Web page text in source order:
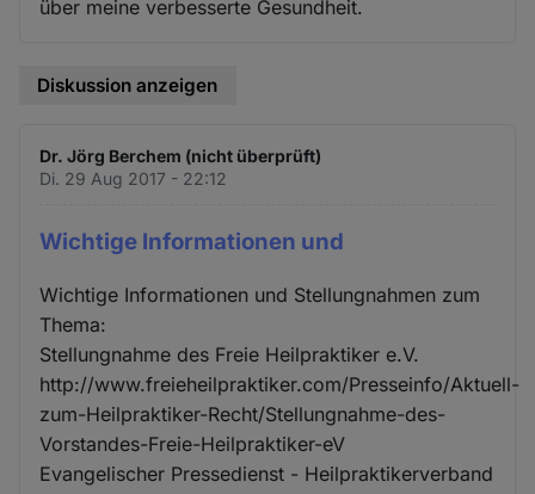
über meine verbesserte Gesundheit.
Diskussion anzeigen
Dr. Jörg Berchem (nicht überprüft)
Di. 29 Aug 2017 - 22:12
Wichtige Informationen und
Wichtige Informationen und Stellungnahmen zum
Thema:
Stellungnahme des Freie Heilpraktiker e.V.
http://www.freieheilpraktiker.com/Presseinfo/Aktuell-
zum-Heilpraktiker-Recht/Stellungnahme-des-
Vorstandes-Freie-Heilpraktiker-eV
Evangelischer Pressedienst - Heilpraktikerverband